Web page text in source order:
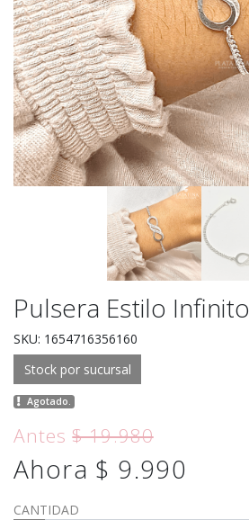
Pulsera Estilo Infinito
SKU: 1654716356160
Stock por sucursal
Agotado.
Antes$ 19.980
Ahora $ 9.990
CANTIDAD